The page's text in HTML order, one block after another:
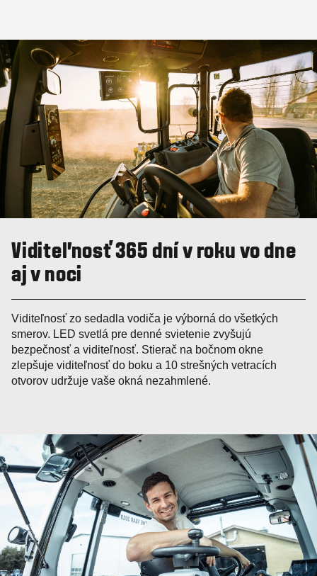
Viditeľnosť 365 dní v roku vo dne
aj v noci
Viditeľnosť zo sedadla vodiča je výborná do všetkých
smerov. LED svetlá pre denné svietenie zvyšujú
bezpečnosť a viditeľnosť. Stierač na bočnom okne
zlepšuje viditeľnosť do boku a 10 strešných vetracích
otvorov udržuje vaše okná nezahmlené.